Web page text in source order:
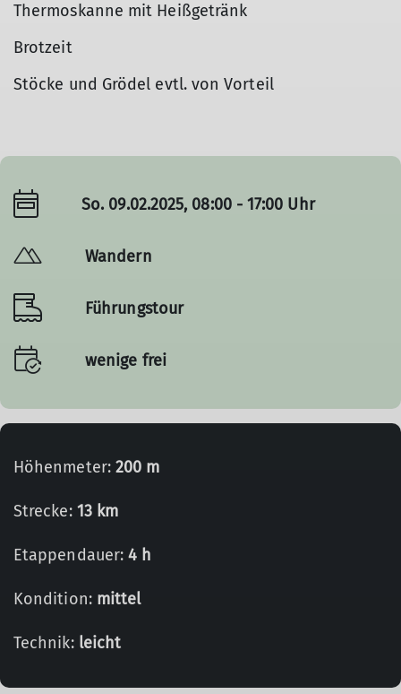
Thermoskanne mit Heißgetränk
Brotzeit
Stöcke und Grödel evtl. von Vorteil
So. 09.02.2025, 08:00 - 17:00 Uhr
Wandern
Führungstour
wenige frei
Höhenmeter: 200 m
Strecke: 13 km
Etappendauer:4 h
Kondition: mittel
Technik: leicht